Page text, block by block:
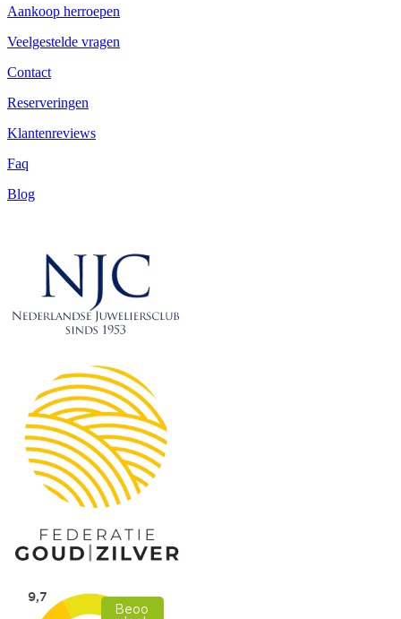
Aankoop herroepen
Veelgestelde vragen
Contact
Reserveringen
Klantenreviews
Faq
Blog